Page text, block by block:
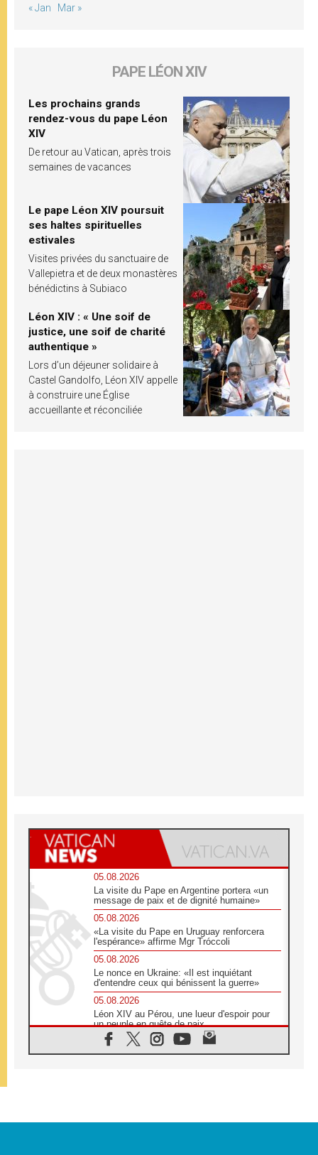
« Jan Mar »
PAPE LÉON XIV
Les prochains grands
rendez-vous du pape Léon
XIV
De retour au Vatican, après trois
semaines de vacances
Le pape Léon XIV poursuit
ses haltes spirituelles
estivales
Visites privées du sanctuaire de
Vallepietra et de deux monastères
bénédictins à Subiaco
Léon XIV : « Une soif de
justice, une soif de charité
authentique »
Lors d’un déjeuner solidaire à
Castel Gandolfo, Léon XIV appelle
à construire une Église
accueillante et réconciliée
05.08.2026
La visite du Pape en Argentine portera «un
message de paix et de dignité humaine»
05.08.2026
«La visite du Pape en Uruguay renforcera
l'espérance» affirme Mgr Tróccoli
05.08.2026
Le nonce en Ukraine: «Il est inquiétant
d'entendre ceux qui bénissent la guerre»
05.08.2026
Léon XIV au Pérou, une lueur d'espoir pour
un peuple en quête de paix
05.08.2026
SCEAM: L'Église en Afrique vers